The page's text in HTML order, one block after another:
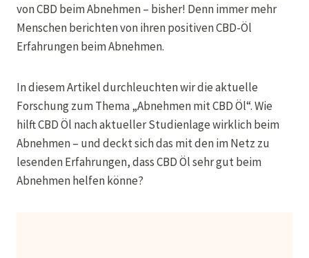
von CBD beim Abnehmen – bisher! Denn immer mehr
Menschen berichten von ihren positiven CBD-Öl
Erfahrungen beim Abnehmen.
In diesem Artikel durchleuchten wir die aktuelle
Forschung zum Thema „Abnehmen mit CBD Öl“. Wie
hilft CBD Öl nach aktueller Studienlage wirklich beim
Abnehmen – und deckt sich das mit den im Netz zu
lesenden Erfahrungen, dass CBD Öl sehr gut beim
Abnehmen helfen könne?